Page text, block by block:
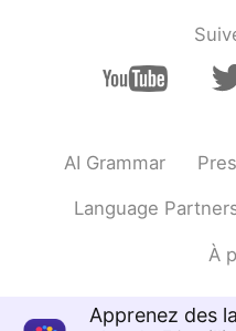
の？？😭 と心配
Miho
JP EN
立派な髭ですね
AI Grammar
Language
À
Apprenez des